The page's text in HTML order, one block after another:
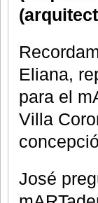
Eliana,
para el
Villa
José